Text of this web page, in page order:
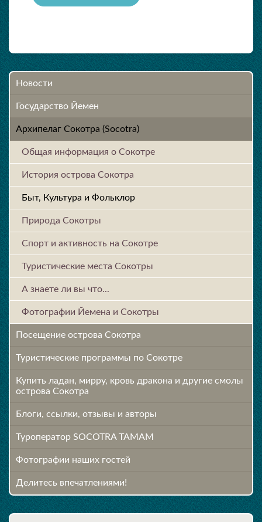
Новости
Государство Йемен
Архипелаг Сокотра (Socotra)
Общая информация о Сокотре
История острова Cокотра
Быт, Культура и Фольклор
Природа Сокотры
Спорт и активность на Сокотре
Туристические места Сокотры
А знаете ли вы что...
Фотографии Йемена и Сокотры
Посещение острова Cокотра
Туристические программы по Сокотре
Купить ладан, мирру, кровь дракона и другие смолы
острова Сокотра
Блоги, ссылки, отзывы и авторы
Туроператор SOCOTRA TAMAM
Фотографии наших гостей
Делитесь впечатлениями!